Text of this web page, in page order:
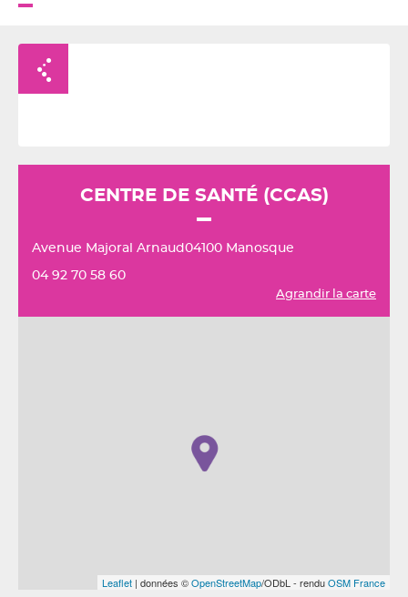
CENTRE DE SANTÉ (CCAS)
Avenue Majoral Arnaud04100 Manosque
04 92 70 58 60
Agrandir la carte
Leaflet | données ©OpenStreetMap/ODbL - renduOSM France